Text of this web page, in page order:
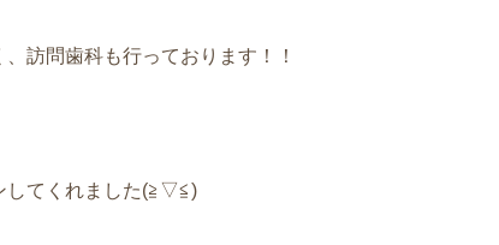
訪問歯科も行っております！！
してくれました(≧▽≦)